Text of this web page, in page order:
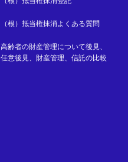
（根）抵当権抹消よくある質問
高齢者の財産管理について後見、
任意後見、財産管理、信託の比較